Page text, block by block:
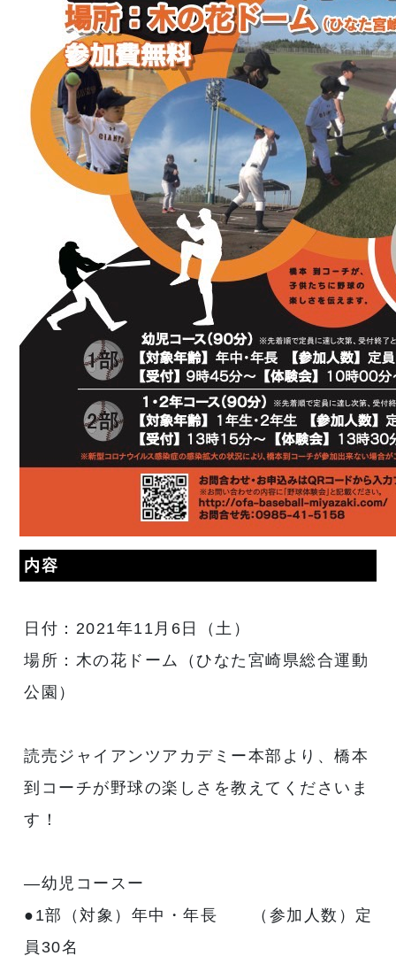
内容
日付：2021年11月6日（土）
場所：木の花ドーム（ひなた宮崎県総合運動
公園）
読売ジャイアンツアカデミー本部より、橋本
到コーチが野球の楽しさを教えてくださいま
す！
―幼児コースー
●1部（対象）年中・年長 （参加人数）定
員30名